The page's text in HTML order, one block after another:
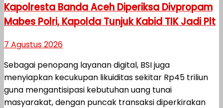
Kapolresta Banda Aceh Diperiksa Divpropam
Mabes Polri, Kapolda Tunjuk Kabid TIK Jadi Plt
7 Agustus 2026
Sebagai penopang layanan digital, BSI juga
menyiapkan kecukupan likuiditas sekitar Rp45 triliun
guna mengantisipasi kebutuhan uang tunai
masyarakat, dengan puncak transaksi diperkirakan